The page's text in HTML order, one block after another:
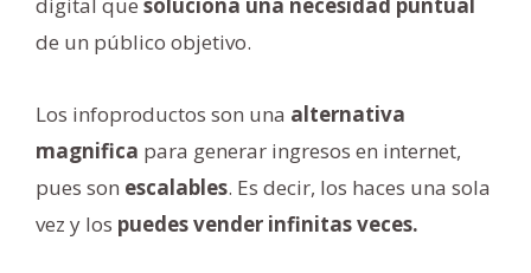
de un público objetivo.
Los infoproductos son una alternativa
magnifica para generar ingresos en internet,
pues son escalables. Es decir, los haces una sola
vez y los puedes vender infinitas veces.